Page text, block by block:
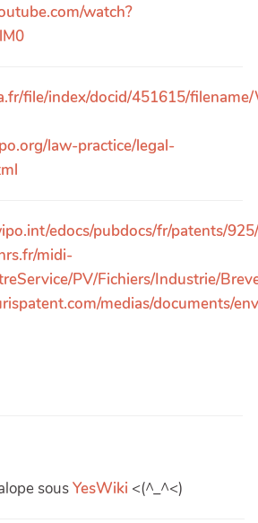
watch?
file/index/docid/451615/
law-practice/legal-
edocs/pubdocs/fr/patents/
midi-
PV/Fichiers/Industrie/
medias/documents/
sousYesWiki <(^_^<)